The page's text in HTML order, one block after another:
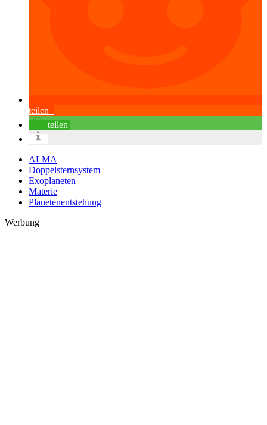
teilen
teilen
ALMA
Doppelsternsystem
Exoplaneten
Materie
Planetenentstehung
Werbung